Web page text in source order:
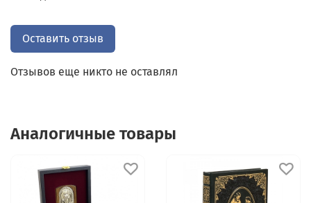
в вере и молитве.
Отзывов еще никто не оставлял
Оставить отзыв
Аналогичные товары